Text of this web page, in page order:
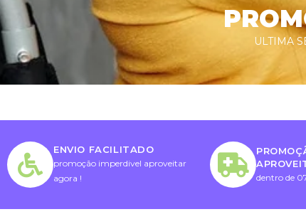
ULTIMA
ENVIO FACILITADO
promoção imperdivel aproveitar
agora !
dentro de